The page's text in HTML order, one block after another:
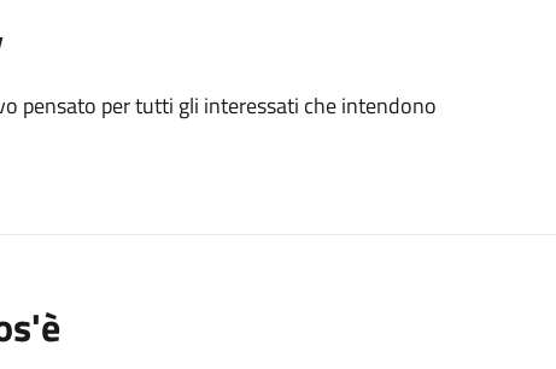
pensato per tutti gli interessati che intendono